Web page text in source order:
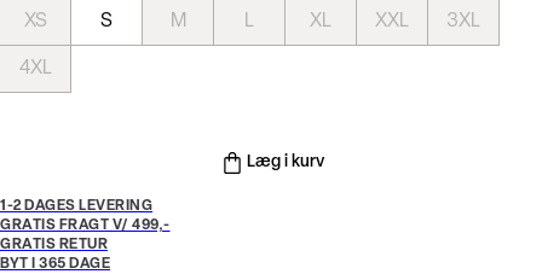
XS S M L XL XXL 3XL
4XL
Læg i kurv
1-2 DAGES LEVERING
GRATIS FRAGT V/ 499,-
GRATIS RETUR
BYT I 365 DAGE